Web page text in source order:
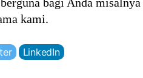
kami.
LinkedIn